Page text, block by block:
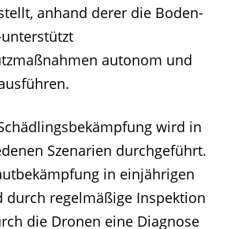
anhand derer die Boden-
unterstützt
autonom und
wird in
Szenarien durchgeführt.
in einjährigen
durch regelmäßige Inspektion
die Dronen eine Diagnose